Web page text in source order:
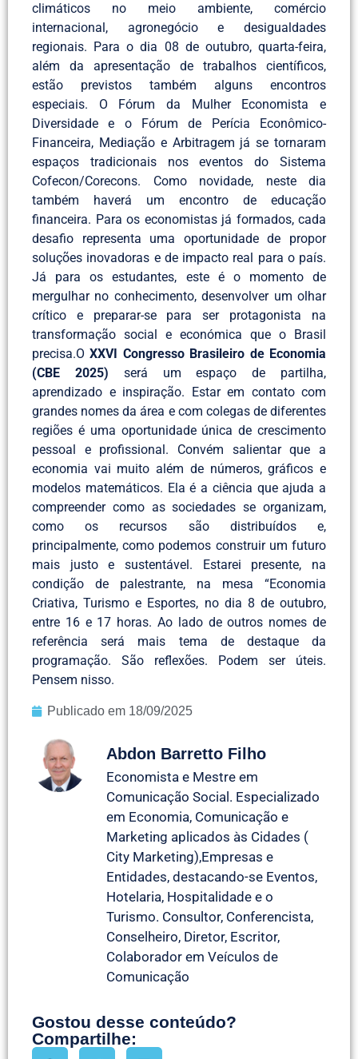
climáticos no meio ambiente, comércio
internacional, agronegócio e desigualdades
regionais. Para o dia 08 de outubro, quarta-feira,
além da apresentação de trabalhos científicos,
estão previstos também alguns encontros
especiais. O Fórum da Mulher Economista e
Diversidade e o Fórum de Perícia Econômico-
Financeira, Mediação e Arbitragem já se tornaram
espaços tradicionais nos eventos do Sistema
Cofecon/Corecons. Como novidade, neste dia
também haverá um encontro de educação
financeira. Para os economistas já formados, cada
desafio representa uma oportunidade de propor
soluções inovadoras e de impacto real para o país.
Já para os estudantes, este é o momento de
mergulhar no conhecimento, desenvolver um olhar
crítico e preparar-se para ser protagonista na
transformação social e económica que o Brasil
precisa.OXXVI Congresso Brasileiro de Economia
(CBE 2025) será um espaço de partilha,
aprendizado e inspiração. Estar em contato com
grandes nomes da área e com colegas de diferentes
regiões é uma oportunidade única de crescimento
pessoal e profissional. Convém salientar que a
economia vai muito além de números, gráficos e
modelos matemáticos. Ela é a ciência que ajuda a
compreender como as sociedades se organizam,
como os recursos são distribuídos e,
principalmente, como podemos construir um futuro
mais justo e sustentável. Estarei presente, na
condição de palestrante, na mesa “Economia
Criativa, Turismo e Esportes, no dia 8 de outubro,
entre 16 e 17 horas. Ao lado de outros nomes de
referência será mais tema de destaque da
programação. São reflexões. Podem ser úteis.
Pensem nisso.
Publicado em 18/09/2025
Abdon Barretto Filho
Economista e Mestre em
Comunicação Social. Especializado
em Economia, Comunicação e
Marketing aplicados às Cidades (
City Marketing),Empresas e
Entidades, destacando-se Eventos,
Hotelaria, Hospitalidade e o
Turismo. Consultor, Conferencista,
Conselheiro, Diretor, Escritor,
Colaborador em Veículos de
Comunicação
Gostou desse conteúdo?
Compartilhe: